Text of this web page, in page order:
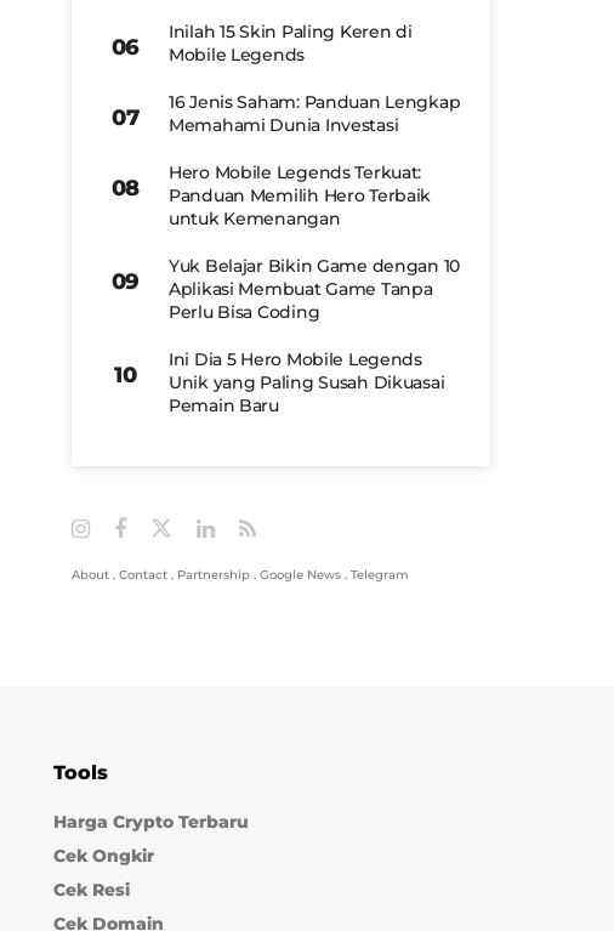
Inilah 15 Skin Paling Keren di
Mobile Legends
16 Jenis Saham: Panduan Lengkap
Memahami Dunia Investasi
Hero Mobile Legends Terkuat:
Panduan Memilih Hero Terbaik
untuk Kemenangan
Yuk Belajar Bikin Game dengan 10
Aplikasi Membuat Game Tanpa
Perlu Bisa Coding
Ini Dia 5 Hero Mobile Legends
Unik yang Paling Susah Dikuasai
Pemain Baru
About . Contact . Partnership . Google News . Telegram
Tools
Harga Crypto Terbaru
Cek Ongkir
Cek Resi
Cek Domain